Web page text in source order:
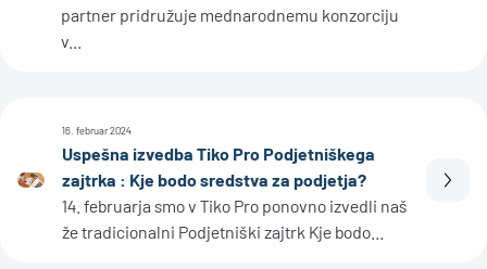
partner pridružuje mednarodnemu konzorciju
v...
16. februar 2024
Uspešna izvedba Tiko Pro Podjetniškega
zajtrka : Kje bodo sredstva za podjetja?
14. februarja smo v Tiko Pro ponovno izvedli naš
že tradicionalni Podjetniški zajtrk Kje bodo...